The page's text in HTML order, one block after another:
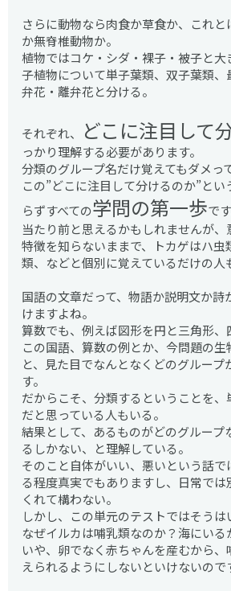
さらに動物なら肉食か草食か、これ
か無脊椎動物か。
植物ではコケ・シダ・裸子・被子と
子植物について単子葉類、双子葉類
弁花・離弁花と分ける。
それぞれ、 どこに注目して
っかり理解する必要があります。
分類のグループ名だけ覚えてもダメっ
この”どこに注目して分けるのか”と
らずすべての学問の第一歩です
当たり前と思えるかもしれませんが、
特徴を知らないままで、トカゲはハ虫
類、などと個別に覚えているだけの人
国語の文章だって、物語か説明文か詩
けますよね。
算数でも、例えば図形を円と三角形、
この国語、算数の例とか、今問題の
と、見た目でなんとなくどのグループ
す。
だからこそ、分類するということを、
だと思っている人もいる。
結果として、あるものがどのグループ
るしかない、と理解している。
そのこと自体がいい、悪いという話
る程度真実でもありますし、日常で
くれて構わない。
しかし、この単元のテストではそうは
なぜイルカは哺乳類なのか？海にいる
いや、卵でなく赤ちゃんを産むから
えられるようにしないといけないので